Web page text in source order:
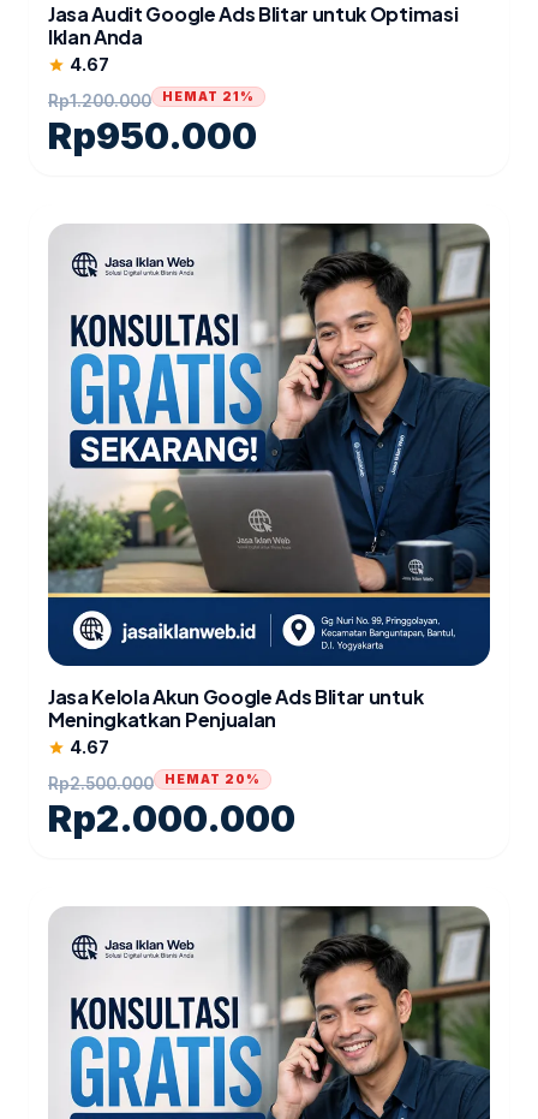
Jasa Audit Google Ads Blitar untuk Optimasi
Iklan Anda
star 4.67
Rp1.200.000
Rp950.000
HEMAT 21%
Jasa Kelola Akun Google Ads Blitar untuk
Meningkatkan Penjualan
star 4.67
Rp2.500.000
Rp2.000.000
HEMAT 20%